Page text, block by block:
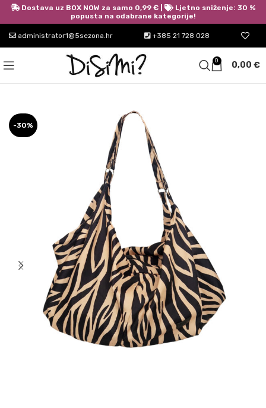
administrator1@5sezona.hr +385 21 728 028
0 0,00 €
-30%
Dostava uz BOX NOW za samo 0,99 € |
Ljetno sniženje: 30 %
popusta na odabrane kategorije!